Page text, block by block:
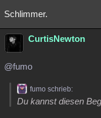
Schlimmer.
CurtisNewton
@fumo
fumo schrieb:
Du kannst diesen